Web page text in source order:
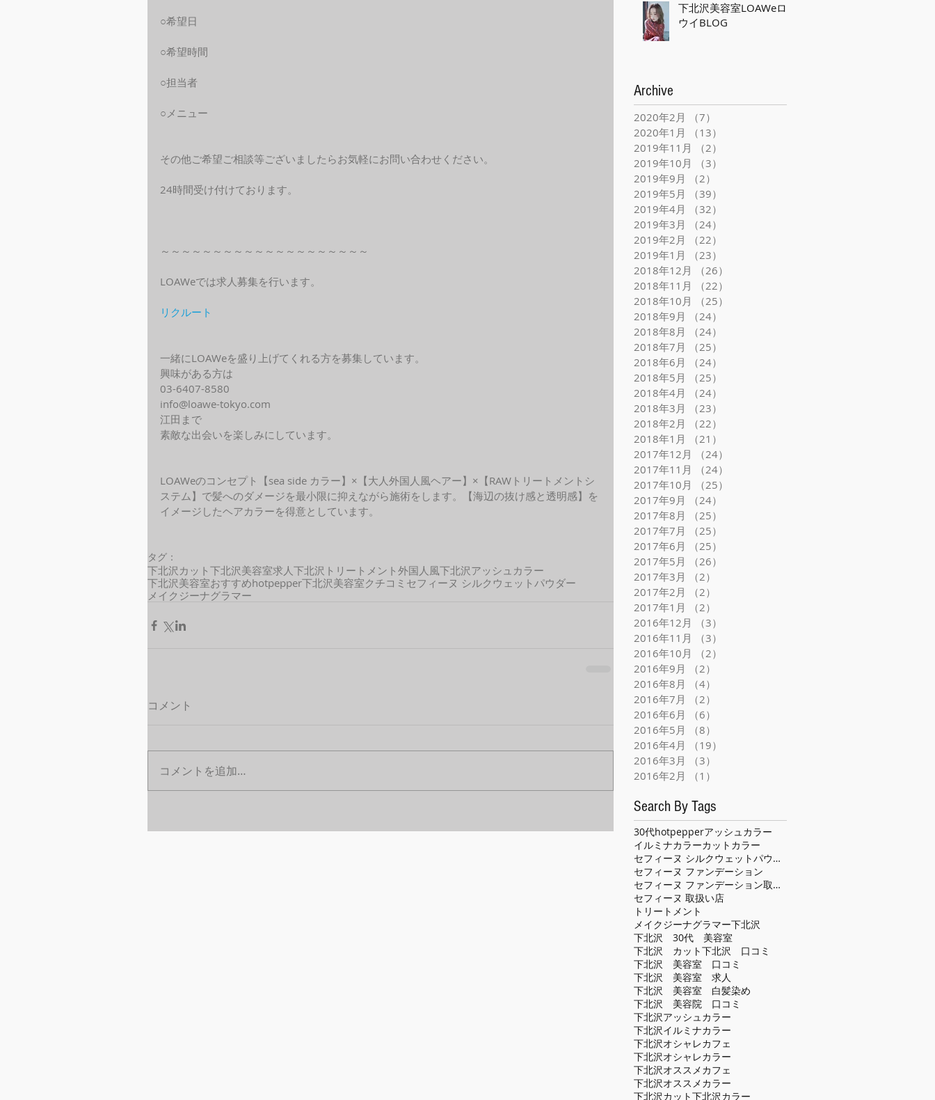
○希望日
○希望時間
○担当者
○メニュー
その他ご希望ご相談等ございましたらお気軽にお問い合わせください。
24時間受け付けております。
～～～～～～～～～～～～～～～～～～～～
LOAWeでは求人募集を行います。
リクルート
一緒にLOAWeを盛り上げてくれる方を募集しています。
興味がある方は
03-6407-8580
info@loawe-tokyo.com
江田まで
素敵な出会いを楽しみにしています。
LOAWeのコンセプト【sea side カラー】×【大人外国人風ヘアー】×【RAWトリートメントシ
ステム】で髪へのダメージを最小限に抑えながら施術をします。【海辺の抜け感と透明感】を
イメージしたヘアカラーを得意としています。
タグ：
下北沢カット 下北沢美容室求人下北沢トリートメント 外国人風下北沢アッシュカラー
下北沢美容室おすすめhotpepper下北沢美容室クチコミ セフィーヌ シルクウェットパウダー
メイクジーナグラマー
コメント
コメントを追加…
下北沢美容室LOAWeロ
ウイBLOG
Archive
2020年2月 （7）
2020年1月
（13）
2019年11月
（2）
2019年10月
（3）
2019年9月
（2）
2019年5月
（39）
2019年4月
（32）
2019年3月
（24）
2019年2月
（22）
2019年1月
（23）
2018年12月
（26）
2018年11月
（22）
2018年10月
（25）
2018年9月
（24）
2018年8月
（24）
2018年7月
（25）
2018年6月
（24）
2018年5月
（25）
2018年4月
（24）
2018年3月
（23）
2018年2月
（22）
2018年1月
（21）
2017年12月
（24）
2017年11月
（24）
2017年10月
（25）
2017年9月
（24）
2017年8月
（25）
2017年7月
（25）
2017年6月
（25）
2017年5月
（26）
2017年3月
（2）
2017年2月
（2）
2017年1月
（2）
2016年12月
（3）
2016年11月
（3）
2016年10月
（2）
2016年9月
（2）
2016年8月
（4）
2016年7月
（2）
2016年6月
（6）
2016年5月
（8）
2016年4月
（19）
2016年3月
（3）
2016年2月
（1）
Search By Tags
30代hotpepperアッシュカラー
イルミナカラーカット カラー
セフィーヌ シルクウェットパウダー
セフィーヌ ファンデーション
セフィーヌ ファンデーション取扱い店
セフィーヌ 取扱い店
トリートメント
メイクジーナグラマー下北沢
下北沢 30代 美容室
下北沢 カット下北沢 口コミ
下北沢 美容室 口コミ
下北沢 美容室 求人
下北沢 美容室 白髪染め
下北沢 美容院 口コミ
下北沢アッシュカラー
下北沢イルミナカラー
下北沢オシャレカフェ
下北沢オシャレカラー
下北沢オススメカフェ
下北沢オススメカラー
下北沢カット下北沢カラー